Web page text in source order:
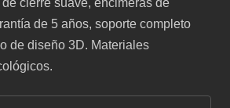
cierre suave, encimeras de
de 5 años, soporte completo
de diseño 3D. Materiales